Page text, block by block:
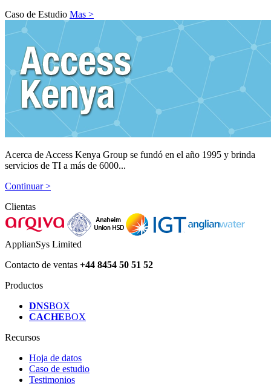
Caso de Estudio Mas >
Acerca de Access Kenya Group se fundó en el año 1995 y brinda
servicios de TI a más de 6000...
Continuar >
Clientas
ApplianSys Limited
Contacto de ventas +44 8454 50 51 52
Productos
DNSBOX
CACHEBOX
Recursos
Hoja de datos
Caso de estudio
Testimonios